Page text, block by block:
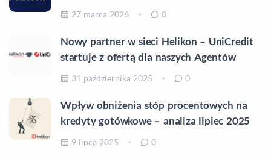
27 marca 2026 0
Nowy partner w sieci Helikon – UniCredit
startuje z ofertą dla naszych Agentów
31 października 2025 0
Wpływ obniżenia stóp procentowych na
kredyty gotówkowe – analiza lipiec 2025
9 lipca 2025 0